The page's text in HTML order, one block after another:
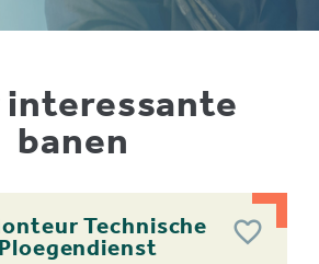
interessante
banen
Technische